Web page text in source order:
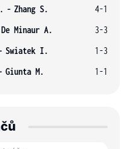
- Zhang S.
4-1
De Minaur A.
3-3
Swiatek I.
1-3
Giunta M. 1-1